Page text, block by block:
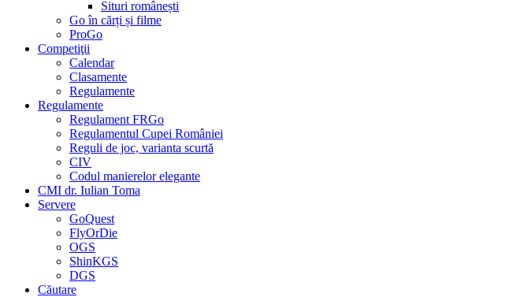
Situri românești
Go în cărți și filme
ProGo
Competiţii
Calendar
Clasamente
Regulamente
Regulamente
Regulament FRGo
Regulamentul Cupei României
Reguli de joc, varianta scurtă
CIV
Codul manierelor elegante
CMI dr. Iulian Toma
Servere
GoQuest
FlyOrDie
OGS
ShinKGS
DGS
Căutare